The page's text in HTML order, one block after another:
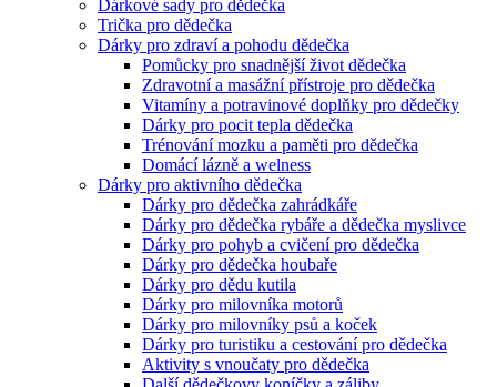
Dárkové sady pro dědečka
Trička pro dědečka
Dárky pro zdraví a pohodu dědečka
Pomůcky pro snadnější život dědečka
Zdravotní a masážní přístroje pro dědečka
Vitamíny a potravinové doplňky pro dědečky
Dárky pro pocit tepla dědečka
Trénování mozku a paměti pro dědečka
Domácí lázně a welness
Dárky pro aktivního dědečka
Dárky pro dědečka zahrádkáře
Dárky pro dědečka rybáře a dědečka myslivce
Dárky pro pohyb a cvičení pro dědečka
Dárky pro dědečka houbaře
Dárky pro dědu kutila
Dárky pro milovníka motorů
Dárky pro milovníky psů a koček
Dárky pro turistiku a cestování pro dědečka
Aktivity s vnoučaty pro dědečka